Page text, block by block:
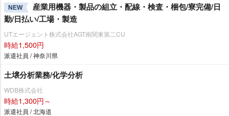
NEW
産業用機器・製品の組立・配線・検査・梱包/寮完備/日
勤/日払い/工場・製造
UTエージェント株式会社AGT南関東第二CU
時給1,500円
派遣社員 / 神奈川県
土壌分析業務/化学分析
WDB株式会社
時給1,300円～
派遣社員 / 北海道